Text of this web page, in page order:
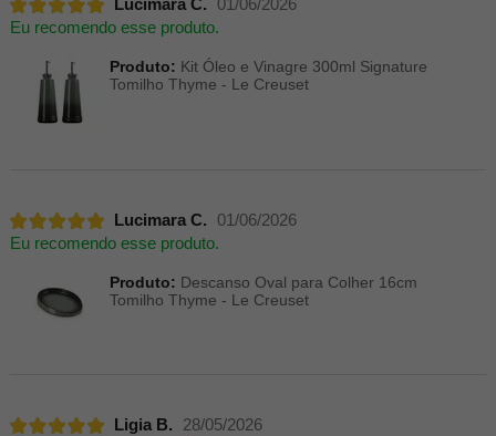
Lucimara C.
01/06/2026
Eu recomendo esse produto.
Produto: Kit Óleo e Vinagre 300ml Signature
Tomilho Thyme - Le Creuset
Lucimara C.
01/06/2026
Eu recomendo esse produto.
Produto: Descanso Oval para Colher 16cm
Tomilho Thyme - Le Creuset
Ligia B.
28/05/2026